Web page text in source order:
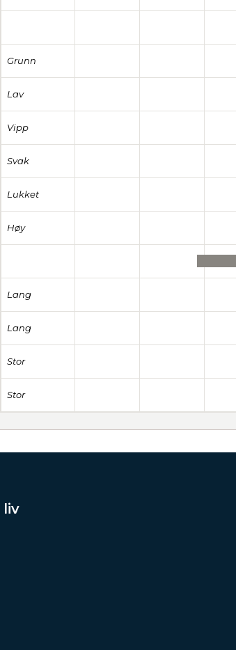
Grunn
Lav
Vipp
Svak
Lukket
Høy
Lang
Lang
Stor
Stor
liv